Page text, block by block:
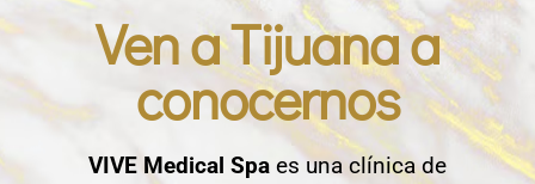
Ven a Tijuana a
conocernos
VIVE Medical Spa es una clínica de